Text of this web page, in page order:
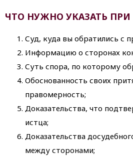
ЧТО НУЖНО УКАЗАТЬ
Суд, куда вы обратились с
Информацию о сторонах
Суть спора, по которому
Обоснованность своих
правомерность;
Доказательства, что
истца;
Доказательства
между сторонами;